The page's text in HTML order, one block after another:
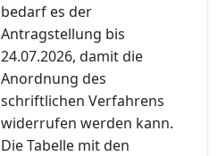
bedarf es der
Antragstellung bis
24.07.2026, damit die
Anordnung des
schriftlichen Verfahrens
widerrufen werden kann.
Die Tabelle mit den